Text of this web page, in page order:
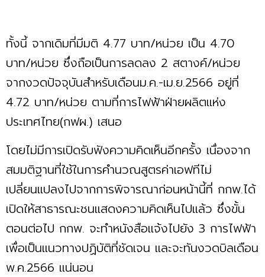
ทั้งนี้ จากเดิมที่มีมติ 4.77 บาท/หน่วย เป็น 4.70
บาท/หน่วย ซึ่งถือเป็นการลดลง 2 สตางค์/หน่วย
จากงวดปัจจุบันสำหรับเดือนม.ค.-เม.ย.2566 อยู่ที่
4.72 บาท/หน่วย ตามที่การไฟฟ้าฝ่ายผลิตแห่ง
ประเทศไทย(กฟผ.) เสนอ
โดยไม่มีการเปิดรับฟังความคิดเห็นอีกครั้ง เนื่องจาก
สมมติฐานที่ใช้ในการคำนวณสูตรค่าเอฟทีไม่
เปลี่ยนแปลงไปจากการพิจารณาก่อนหน้านี้ที่ กกพ.ได้
เปิดให้สาธารณะชนแสดงความคิดเห็นไปแล้ว ซึ่งขั้น
ตอนต่อไป กกพ. จะทำหนังสือแจ้งไปยัง 3 การไฟฟ้า
เพื่อเป็นแนวทางปฏิบัติที่ชัดเจน และจะทันงวดบิลเดือน
พ.ค.2566 แน่นอน